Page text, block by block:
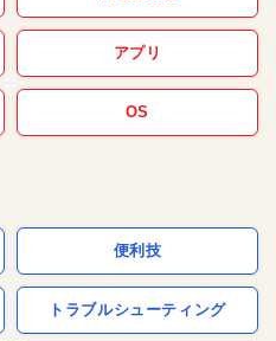
アプリ
OS
便利技
トラブルシューティング